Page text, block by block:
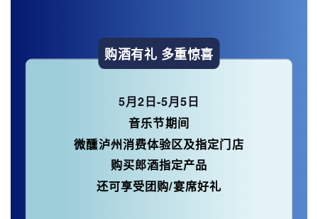
购酒有礼 多重惊喜
5月2日-5月5日
音乐节期间
微醺泸州消费体验区及指定门店
购买郎酒指定产品
还可享受团购/宴席好礼